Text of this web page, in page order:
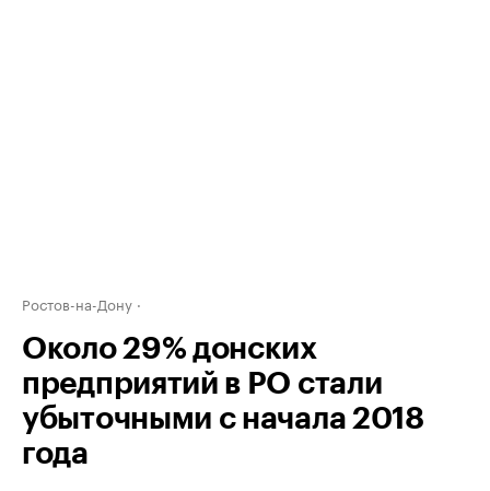
Ростов-на-Дону
Около 29% донских
предприятий в РО стали
убыточными с начала 2018
года